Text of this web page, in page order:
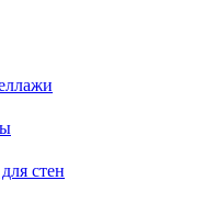
стен